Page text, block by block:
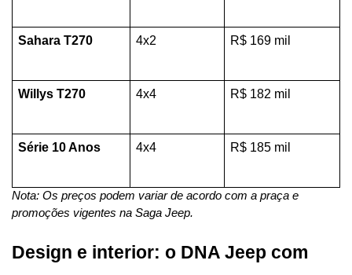
Sahara T270 4x2 R$ 169 mil
Willys T270 4x4 R$ 182 mil
Série 10 Anos 4x4 R$ 185 mil
Nota: Os preços podem variar de acordo com a praça e
promoções vigentes na Saga Jeep.
Design e interior: o DNA Jeep com